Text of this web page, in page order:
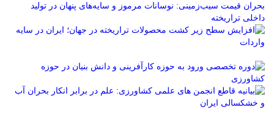
بحران قیمت سیب‌زمینی: نوسانات مرموز و سایه‌های پنهان در تولید
داخلی تراریخته